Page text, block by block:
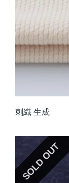
刺織 生成
SOLD OUT